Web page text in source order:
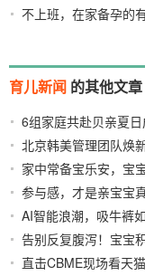
不上班，在家备孕的
育儿新闻 的其他文章
6组家庭共赴贝亲夏
北京韩美管理团队焕
家中常备宝乐安，宝
参与感，才是亲宝宝
2026/07/30
AI智能浪潮，吸牛裤
告别反复腹泻！宝宝
2026/07/29
直击CBME现场看天